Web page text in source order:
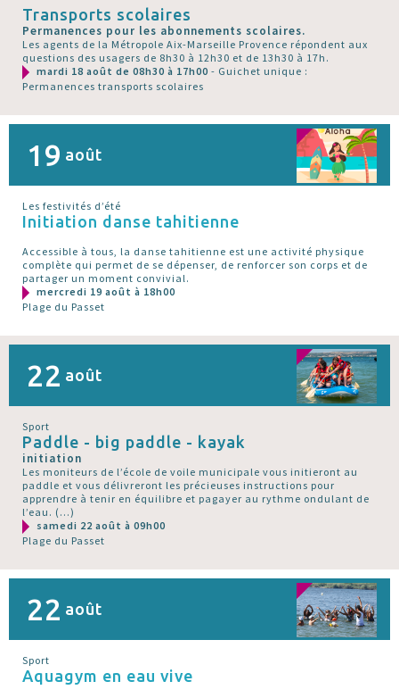
Transports scolaires
Permanences pour les abonnements scolaires.
Les agents de la Métropole Aix-Marseille Provence répondent aux
questions des usagers de 8h30 à 12h30 et de 13h30 à 17h.
mardi 18 août de 08h30 à 17h00 - Guichet unique :
Permanences transports scolaires
19 août
Les festivités d’été
Initiation danse tahitienne
Accessible à tous, la danse tahitienne est une activité physique
complète qui permet de se dépenser, de renforcer son corps et de
partager un moment convivial.
mercredi 19 août à 18h00
Plage du Passet
22 août
Sport
Paddle - big paddle - kayak
initiation
Les moniteurs de l’école de voile municipale vous initieront au
paddle et vous délivreront les précieuses instructions pour
apprendre à tenir en équilibre et pagayer au rythme ondulant de
l’eau. (…)
samedi 22 août à 09h00
Plage du Passet
22 août
Sport
Aquagym en eau vive